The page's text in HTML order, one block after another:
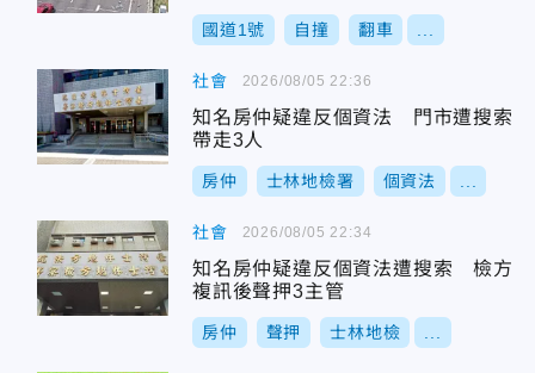
國道1號 自撞 翻車
社會
知名房仲疑違反個資法 門市遭搜索
帶走3人
房仲 士林地檢署 個資法
2026/08/05 22:36
社會
知名房仲疑違反個資法遭搜索 檢方
複訊後聲押3主管
房仲 聲押 士林地檢
2026/08/05 22:34